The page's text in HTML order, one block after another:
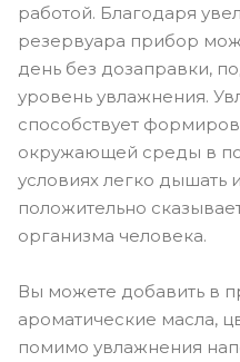
работой. Благодаря
резервуара прибор
день без дозаправки,
уровень увлажнения.
способствует
окружающей среды в
условиях легко дышать
положительно
организма человека.
Вы можете добавить в
ароматические масла,
помимо увлажнения